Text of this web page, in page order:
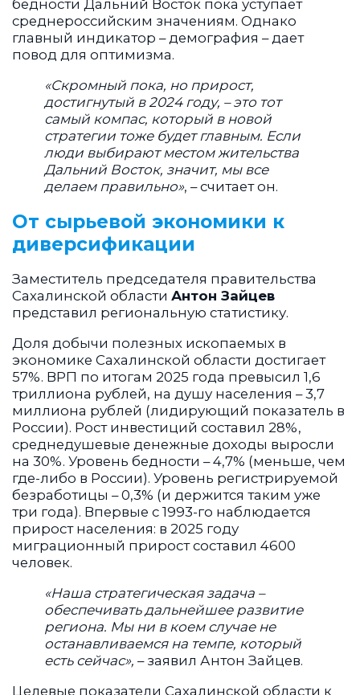
бедности Дальний Восток пока уступает
среднероссийским значениям. Однако
главный индикатор – демография – дает
повод для оптимизма.
«Скромный пока, но прирост,
достигнутый в 2024 году, – это тот
самый компас, который в новой
стратегии тоже будет главным. Если
люди выбирают местом жительства
Дальний Восток, значит, мы все
делаем правильно», – считает он.
От сырьевой экономики к
диверсификации
Заместитель председателя правительства
Сахалинской области Антон Зайцев
представил региональную статистику.
Доля добычи полезных ископаемых в
экономике Сахалинской области достигает
57%. ВРП по итогам 2025 года превысил 1,6
триллиона рублей, на душу населения – 3,7
миллиона рублей (лидирующий показатель в
России). Рост инвестиций составил 28%,
среднедушевые денежные доходы выросли
на 30%. Уровень бедности – 4,7% (меньше, чем
где-либо в России). Уровень регистрируемой
безработицы – 0,3% (и держится таким уже
три года). Впервые с 1993-го наблюдается
прирост населения: в 2025 году
миграционный прирост составил 4600
человек.
«Наша стратегическая задача –
обеспечивать дальнейшее развитие
региона. Мы ни в коем случае не
останавливаемся на темпе, который
есть сейчас», – заявил Антон Зайцев.
Целевые показатели Сахалинской области к